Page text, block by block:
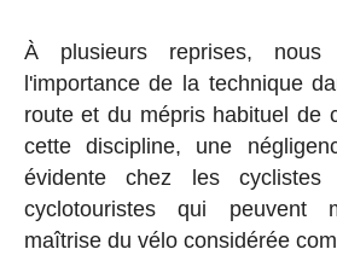
À plusieurs reprises,
l'importance de la technique
route et du mépris habituel de
cette discipline, une
évidente chez les
cyclotouristes qui peuvent
maîtrise du vélo considérée